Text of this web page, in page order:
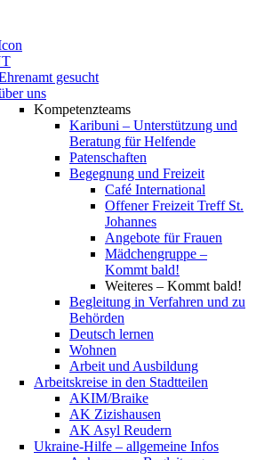
gesucht
uns
Kompetenzteams
Karibuni – Unterstützung und
Beratung für Helfende
Patenschaften
Begegnung und Freizeit
Café International
Offener Freizeit Treff St.
Johannes
Angebote für Frauen
Mädchengruppe –
Kommt bald!
Weiteres – Kommt bald!
Begleitung in Verfahren und zu
Behörden
Deutsch lernen
Wohnen
Arbeit und Ausbildung
Arbeitskreise in den Stadtteilen
AKIM/Braike
AK Zizishausen
AK Asyl Reudern
Ukraine-Hilfe – allgemeine Infos